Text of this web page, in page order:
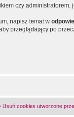
czy
napisz temat w
przeglądający po
Usuń cookies utworzone